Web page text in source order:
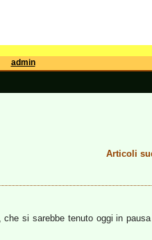
admin
Articoli
che si sarebbe tenuto oggi in